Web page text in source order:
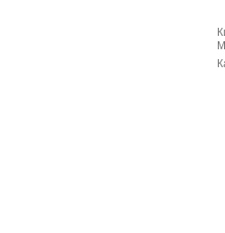
дарит непередаваемые эмоции.
перетекала волнами.
гладкие или бархатистые: